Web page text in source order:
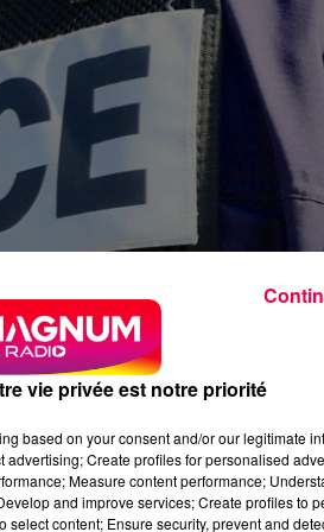
domicile d'un individu signalé
(Haute-Marne). La situation
vie privée est notre priorité
based on your consent and/or our legitimate
Create profiles for personalised
Measure content performance;
and improve services; Create profiles to
content; Ensure security, prevent and